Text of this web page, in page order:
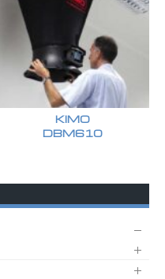
KIMO
DBM610